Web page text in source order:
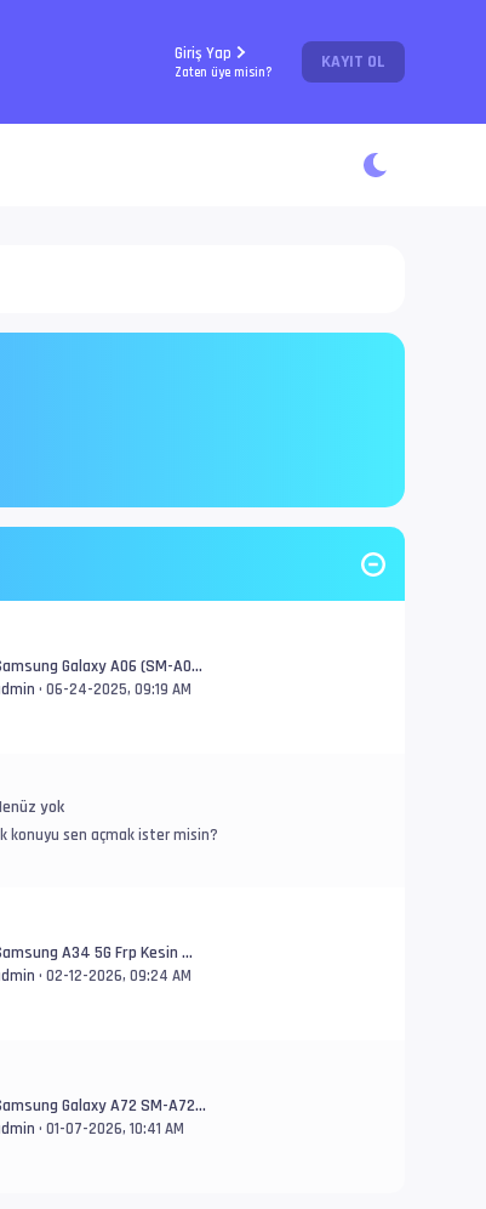
Giriş Yap
Zaten üye misin? KAYIT OL
Galaxy A06 (SM-A0...
• 06-24-2025, 09:19 AM
yok
konuyu sen açmak ister misin?
A34 5G Frp Kesin ...
• 02-12-2026, 09:24 AM
Galaxy A72 SM-A72...
• 01-07-2026, 10:41 AM